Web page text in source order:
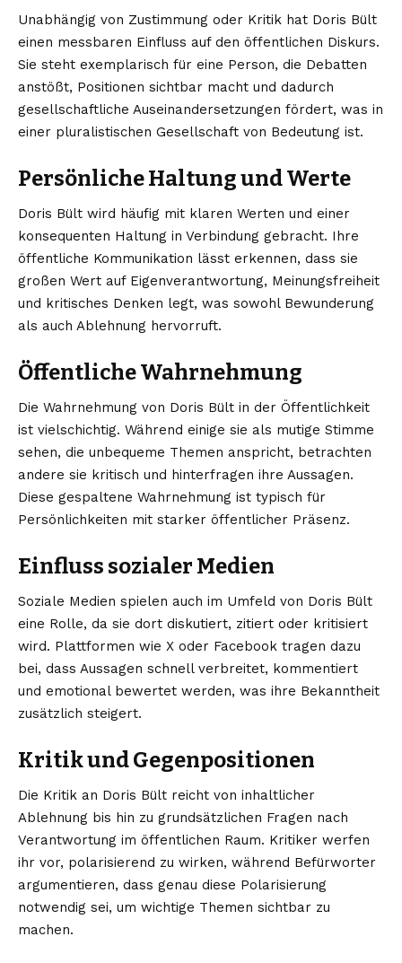
Unabhängig von Zustimmung oder Kritik hat Doris Bült
einen messbaren Einfluss auf den öffentlichen Diskurs.
Sie steht exemplarisch für eine Person, die Debatten
anstößt, Positionen sichtbar macht und dadurch
gesellschaftliche Auseinandersetzungen fördert, was in
einer pluralistischen Gesellschaft von Bedeutung ist.
Persönliche Haltung und Werte
Doris Bült wird häufig mit klaren Werten und einer
konsequenten Haltung in Verbindung gebracht. Ihre
öffentliche Kommunikation lässt erkennen, dass sie
großen Wert auf Eigenverantwortung, Meinungsfreiheit
und kritisches Denken legt, was sowohl Bewunderung
als auch Ablehnung hervorruft.
Öffentliche Wahrnehmung
Die Wahrnehmung von Doris Bült in der Öffentlichkeit
ist vielschichtig. Während einige sie als mutige Stimme
sehen, die unbequeme Themen anspricht, betrachten
andere sie kritisch und hinterfragen ihre Aussagen.
Diese gespaltene Wahrnehmung ist typisch für
Persönlichkeiten mit starker öffentlicher Präsenz.
Einfluss sozialer Medien
Soziale Medien spielen auch im Umfeld von Doris Bült
eine Rolle, da sie dort diskutiert, zitiert oder kritisiert
wird. Plattformen wie X oder Facebook tragen dazu
bei, dass Aussagen schnell verbreitet, kommentiert
und emotional bewertet werden, was ihre Bekanntheit
zusätzlich steigert.
Kritik und Gegenpositionen
Die Kritik an Doris Bült reicht von inhaltlicher
Ablehnung bis hin zu grundsätzlichen Fragen nach
Verantwortung im öffentlichen Raum. Kritiker werfen
ihr vor, polarisierend zu wirken, während Befürworter
argumentieren, dass genau diese Polarisierung
notwendig sei, um wichtige Themen sichtbar zu
machen.